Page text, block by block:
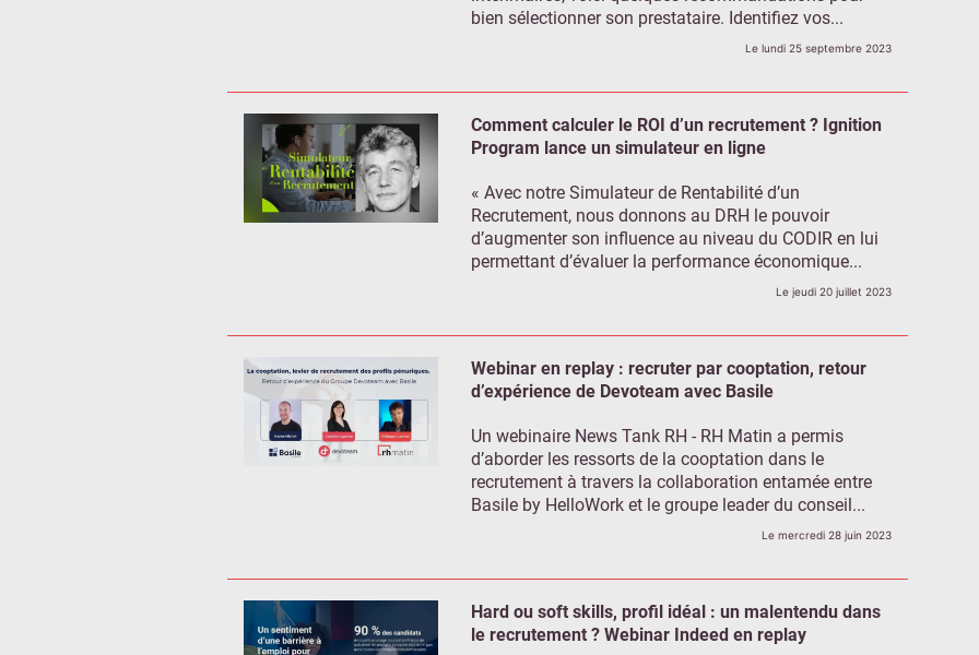
bien sélectionner son prestataire. Identifiez vos...
Le lundi 25 septembre 2023
Comment calculer le ROI d’un recrutement ? Ignition
Program lance un simulateur en ligne
« Avec notre Simulateur de Rentabilité d’un
Recrutement, nous donnons au DRH le pouvoir
d’augmenter son influence au niveau du CODIR en lui
permettant d’évaluer la performance économique...
Le jeudi 20 juillet 2023
Webinar en replay : recruter par cooptation, retour
d’expérience de Devoteam avec Basile
Un webinaire News Tank RH - RH Matin a permis
d’aborder les ressorts de la cooptation dans le
recrutement à travers la collaboration entamée entre
Basile by HelloWork et le groupe leader du conseil...
Le mercredi 28 juin 2023
Hard ou soft skills, profil idéal : un malentendu dans
le recrutement ? Webinar Indeed en replay